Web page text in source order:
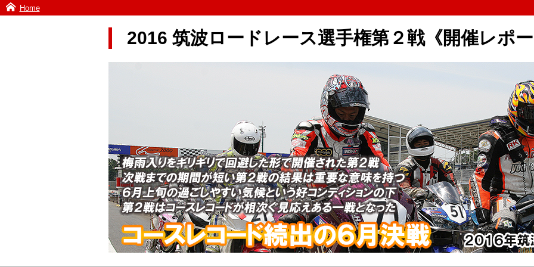
Home
2016 筑波ロードレース選手権第２戦《開催レポ